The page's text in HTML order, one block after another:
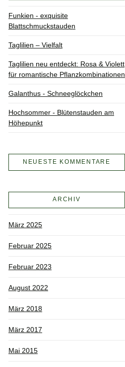
Funkien - exquisite
Blattschmuckstauden
Taglilien – Vielfalt
Taglilien neu entdeckt: Rosa & Violett
für romantische Pflanzkombinationen
Galanthus - Schneeglöckchen
Hochsommer - Blütenstauden am
Höhepunkt
NEUESTE KOMMENTARE
ARCHIV
März 2025
Februar 2025
Februar 2023
August 2022
März 2018
März 2017
Mai 2015